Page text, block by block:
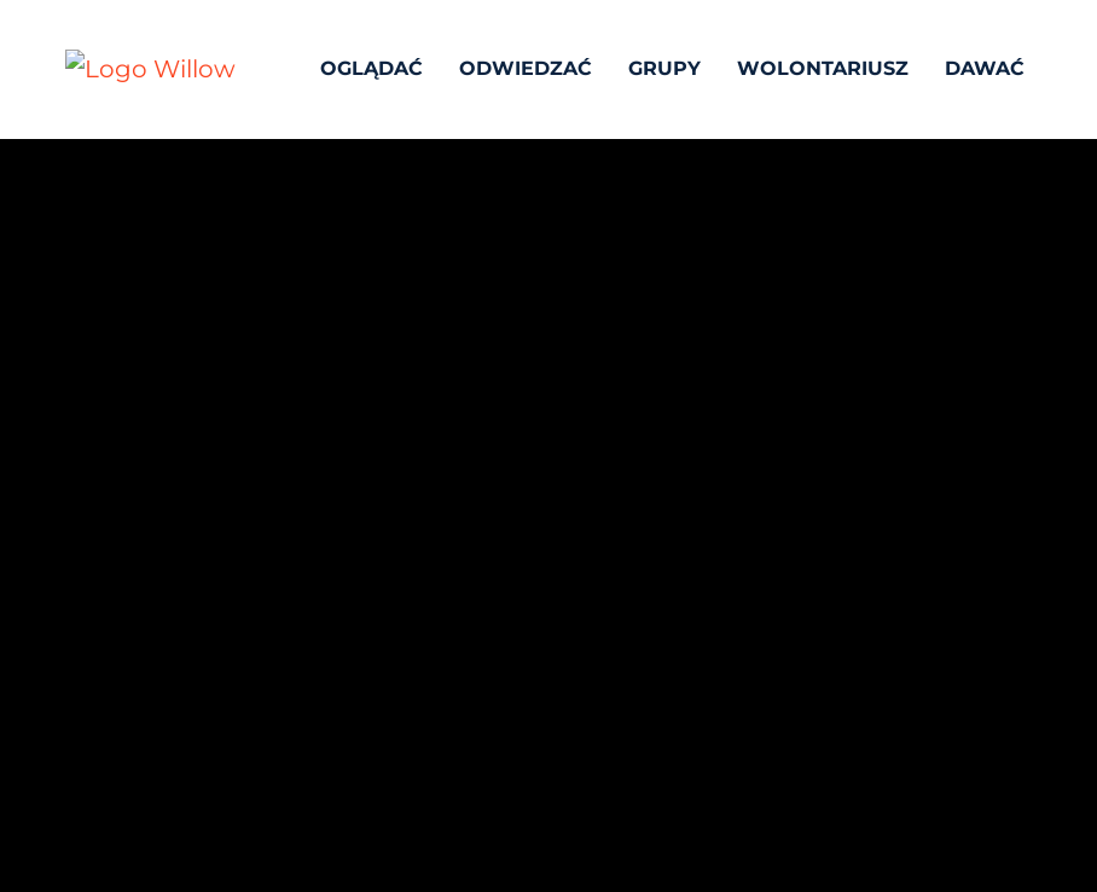
OGLĄDAĆ ODWIEDZAĆ GRUPY WOLONTARIUSZ DAWAĆ